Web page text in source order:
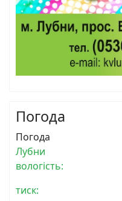
Погода
Погода
Лубни
вологість:
тиск: